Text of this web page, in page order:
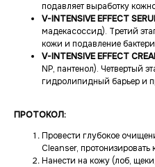
подавляет выработку
V-INTENSIVE EFFECT
мадекасоссид). Третий
кожи и подавление
V-INTENSIVE EFFECT
NP, пантенол). Четвертый
гидролипидный барьер и
ПРОТОКОЛ:
Провести глубокое
Cleanser,
Нанести на кожу (лоб,